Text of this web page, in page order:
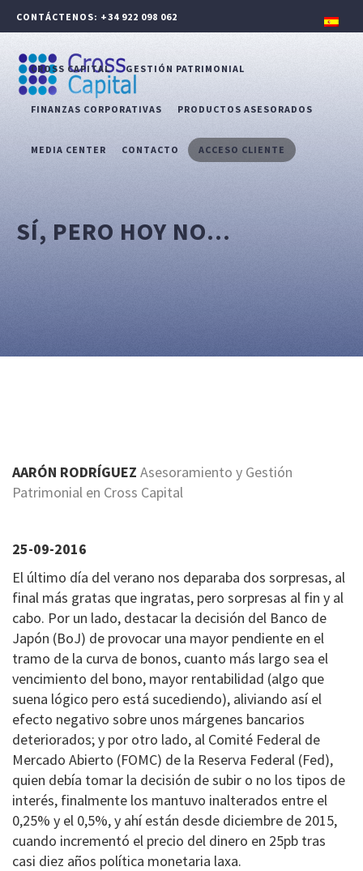
CONTÁCTENOS: +34 922 098 062
CROSS CAPITAL GESTIÓN PATRIMONIAL
FINANZAS CORPORATIVAS PRODUCTOS ASESORADOS
MEDIA CENTER CONTACTO ACCESO CLIENTE
SÍ, PERO HOY NO…
AARÓN RODRÍGUEZ Asesoramiento y Gestión
Patrimonial en Cross Capital
25-09-2016
El último día del verano nos deparaba dos sorpresas, al
final más gratas que ingratas, pero sorpresas al fin y al
cabo. Por un lado, destacar la decisión del Banco de
Japón (BoJ) de provocar una mayor pendiente en el
tramo de la curva de bonos, cuanto más largo sea el
vencimiento del bono, mayor rentabilidad (algo que
suena lógico pero está sucediendo), aliviando así el
efecto negativo sobre unos márgenes bancarios
deteriorados; y por otro lado, al Comité Federal de
Mercado Abierto (FOMC) de la Reserva Federal (Fed),
quien debía tomar la decisión de subir o no los tipos de
interés, finalmente los mantuvo inalterados entre el
0,25% y el 0,5%, y ahí están desde diciembre de 2015,
cuando incrementó el precio del dinero en 25pb tras
casi diez años política monetaria laxa.